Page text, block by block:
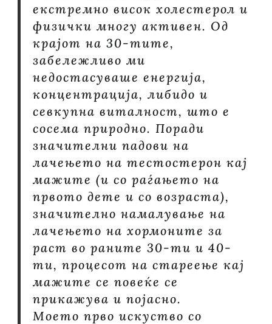
екстремно висок холестерол и
физички многу активен. Од
крајот на 30-тите,
забележливо ми
недостасуваше енергија,
концентрација, либидо и
севкупна виталност, што е
сосема природно. Поради
значителни падови на
лачењето на тестостерон кај
мажите (и со раѓањето на
првото дете и со возраста),
значително намалување на
лачењето на хормоните за
раст во раните 30-ти и 40-
ти, процесот на стареење кај
мажите се повеќе се
прикажува и појасно.
Моето прво искуство со